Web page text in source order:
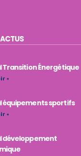
ACTUS
Transition Énergétique
+
équipements sportifs
+
développement